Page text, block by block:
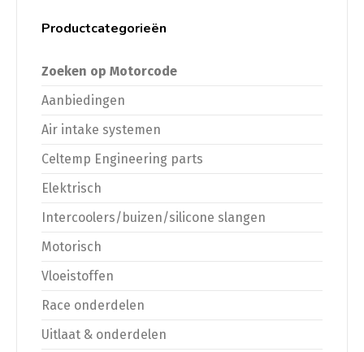
Productcategorieën
Zoeken op Motorcode
Aanbiedingen
Air intake systemen
Celtemp Engineering parts
Elektrisch
Intercoolers/buizen/silicone slangen
Motorisch
Vloeistoffen
Race onderdelen
Uitlaat & onderdelen